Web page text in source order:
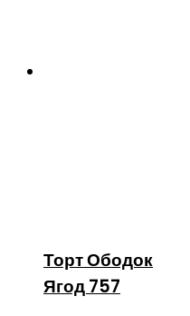
Торт Ободок
Ягод 757